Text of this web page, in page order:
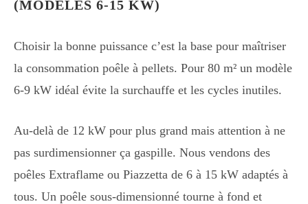
(MODÈLES 6-15 KW)
Choisir la bonne puissance c’est la base pour maîtriser
la consommation poêle à pellets. Pour 80 m² un modèle
6-9 kW idéal évite la surchauffe et les cycles inutiles.
Au-delà de 12 kW pour plus grand mais attention à ne
pas surdimensionner ça gaspille. Nous vendons des
poêles Extraflame ou Piazzetta de 6 à 15 kW adaptés à
tous. Un poêle sous-dimensionné tourne à fond et